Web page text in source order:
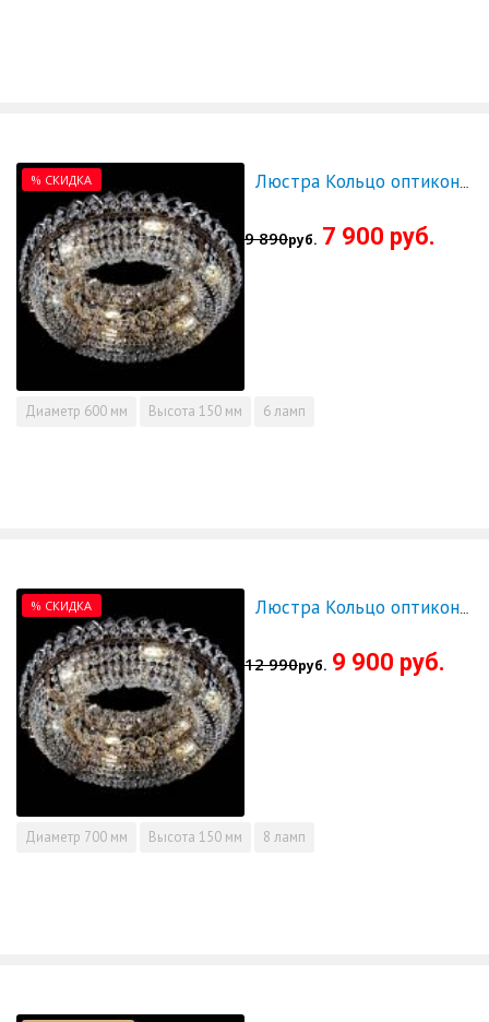
% СКИДКА
9 890руб. 7 900 руб.
Диаметр 600 мм Высота 150 мм 6 ламп
% СКИДКА
12 990руб. 9 900 руб.
Диаметр 700 мм Высота 150 мм 8 ламп